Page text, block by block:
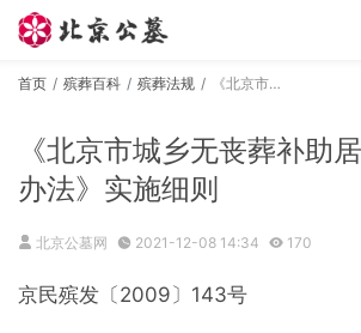
首页 殡葬百科 殡葬法规 《北京市城乡无丧葬补助居民丧葬补贴办法》实施细则
《北京市城乡无丧葬补助
办法》实施细则
北京公墓网 2021-12-08 14:34 170
京民殡发〔2009〕143号